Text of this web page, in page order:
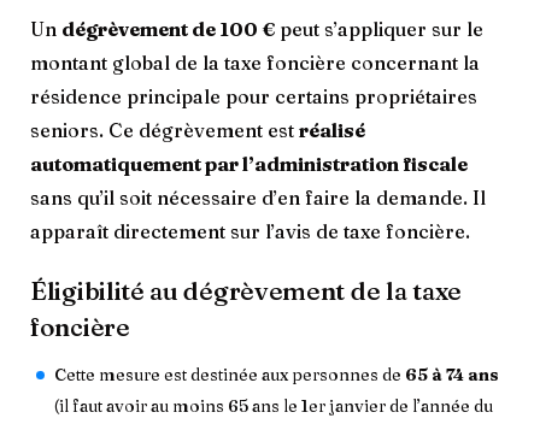
Un dégrèvement de 100 € peut s’appliquer sur le
montant global de la taxe foncière concernant la
résidence principale pour certains propriétaires
seniors. Ce dégrèvement est réalisé
automatiquement par l’administration fiscale
sans qu’il soit nécessaire d’en faire la demande. Il
apparaît directement sur l’avis de taxe foncière.
Éligibilité au dégrèvement de la taxe
foncière
Cette mesure est destinée aux personnes de 65 à 74 ans
(il faut avoir au moins 65 ans le 1er janvier de l’année du